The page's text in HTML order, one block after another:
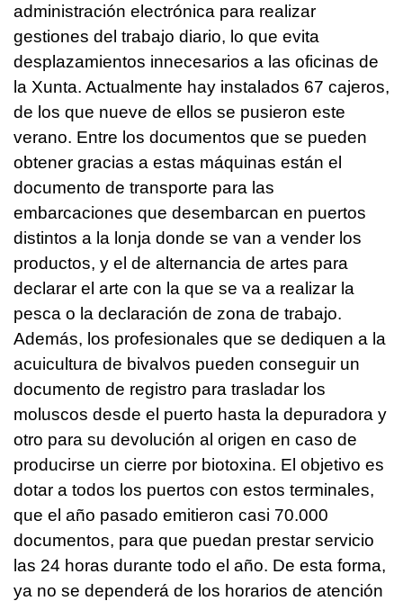
administración electrónica para realizar
gestiones del trabajo diario, lo que evita
desplazamientos innecesarios a las oficinas de
la Xunta. Actualmente hay instalados 67 cajeros,
de los que nueve de ellos se pusieron este
verano. Entre los documentos que se pueden
obtener gracias a estas máquinas están el
documento de transporte para las
embarcaciones que desembarcan en puertos
distintos a la lonja donde se van a vender los
productos, y el de alternancia de artes para
declarar el arte con la que se va a realizar la
pesca o la declaración de zona de trabajo.
Además, los profesionales que se dediquen a la
acuicultura de bivalvos pueden conseguir un
documento de registro para trasladar los
moluscos desde el puerto hasta la depuradora y
otro para su devolución al origen en caso de
producirse un cierre por biotoxina. El objetivo es
dotar a todos los puertos con estos terminales,
que el año pasado emitieron casi 70.000
documentos, para que puedan prestar servicio
las 24 horas durante todo el año. De esta forma,
ya no se dependerá de los horarios de atención